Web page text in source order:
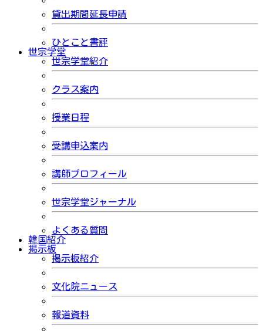
貸出期間延長申請
ひとこと書評
世宗学堂
世宗学堂紹介
クラス案内
授業日程
受講申込案内
講師プロフィール
世宗学堂ジャーナル
よくある質問
韓国紹介
掲示板
掲示板紹介
文化院ニュース
報道資料